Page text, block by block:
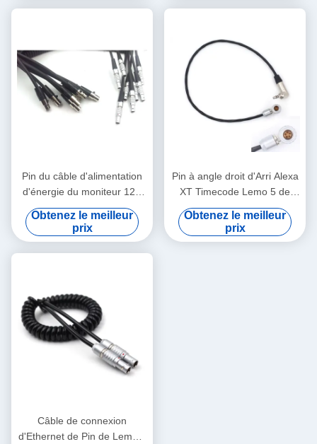
Pin du câble d'alimentation
d'énergie du moniteur 12V
d'Arri 2 Lemo Alexa 4 au fil
de logique de Pin XLR TV
Obtenez le meilleur
prix
Pin à angle droit d'Arri Alexa
XT Timecode Lemo 5 de
câble de connexion de
caméra à Jack 3.5mm
Obtenez le meilleur
prix
Câble de connexion
d'Ethernet de Pin de Lemo 2